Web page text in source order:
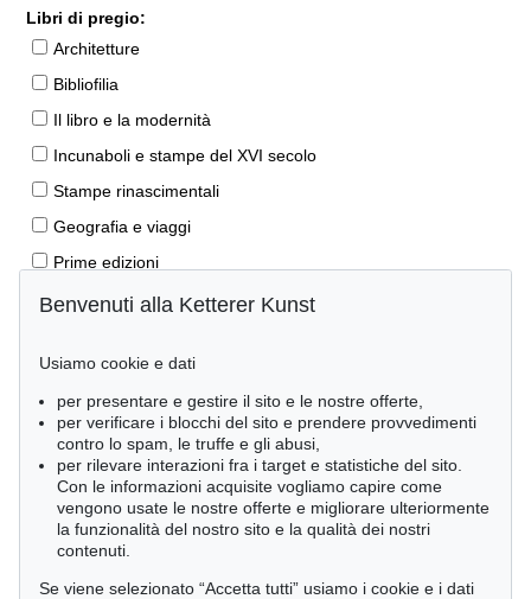
Libri di pregio:
Architetture
Bibliofilia
Il libro e la modernità
Incunaboli e stampe del XVI secolo
Stampe rinascimentali
Geografia e viaggi
Prime edizioni
Manoscritti antichi
Libri per bambini
Lifestyle
Pietre miliari delle scienze naturali
Letteratura classica
Economia e diritto
Meraviglie della natura
Cimelia
Benvenuti alla Ketterer Kunst
Usiamo cookie e dati
per presentare e gestire il sito e le nostre offerte,
per verificare i blocchi del sito e prendere provvedimenti
contro lo spam, le truffe e gli abusi,
per rilevare interazioni fra i target e statistiche del sito.
Con le informazioni acquisite vogliamo capire come
vengono usate le nostre offerte e migliorare ulteriormente
la funzionalità del nostro sito e la qualità dei nostri
contenuti.
Se viene selezionato “Accetta tutti” usiamo i cookie e i dati